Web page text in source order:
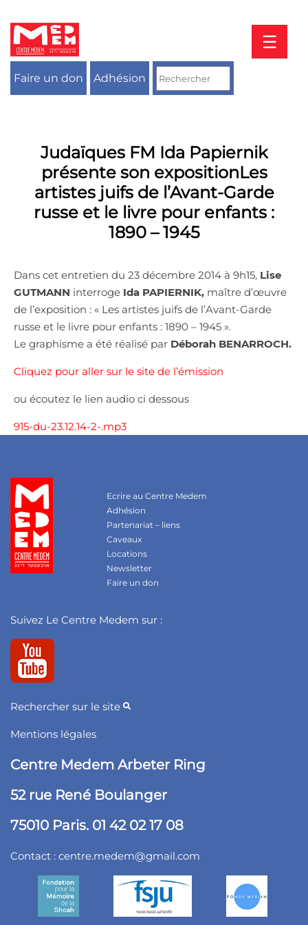
contenu
☰
Faire un don Adhésion
Judaïques FM Ida Papiernik
présente son expositionLes
artistes juifs de l’Avant-Garde
russe et le livre pour enfants :
1890 – 1945
Dans cet entretien du 23 décembre 2014 à 9h15, Lise
GUTMANN interroge Ida PAPIERNIK, maître d’œuvre
de l’exposition : « Les artistes juifs de l’Avant-Garde
russe et le livre pour enfants : 1890 – 1945 ».
Le graphisme a été réalisé par Déborah BENARROCH.
Cliquez pour aller sur le site de l’émission
ou écoutez le lien audio ci dessous
915-du-23.12.14-2-.mp3
Ecrire au Centre Medem
Adhésion
Partenariat – liens
Caveaux
Locations
Newsletter
Faire un don
Suivez Le Centre Medem sur :
Rechercher sur le site
Mentions légales
Centre Medem Arbeter Ring
52 rue René Boulanger
75010 Paris. 01 42 02 17 08
Contact : centre.medem@gmail.com